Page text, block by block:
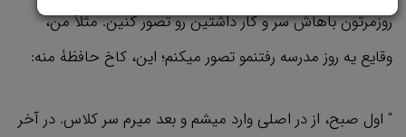
روزمرتون باهاش سر و کار داشتین رو تصور کنین. مثلاً من،
وقایع یه روز مدرسه رفتنمو تصور میکنم؛ این، کاخ حافظۀ منه:
" اول صبح، از در اصلی وارد میشم و بعد میرم سر کلاس. در آخر